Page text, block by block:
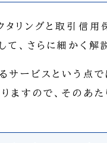
タリングと取引信
て、さらに細かく解
サービスという点
ますので、そのあ